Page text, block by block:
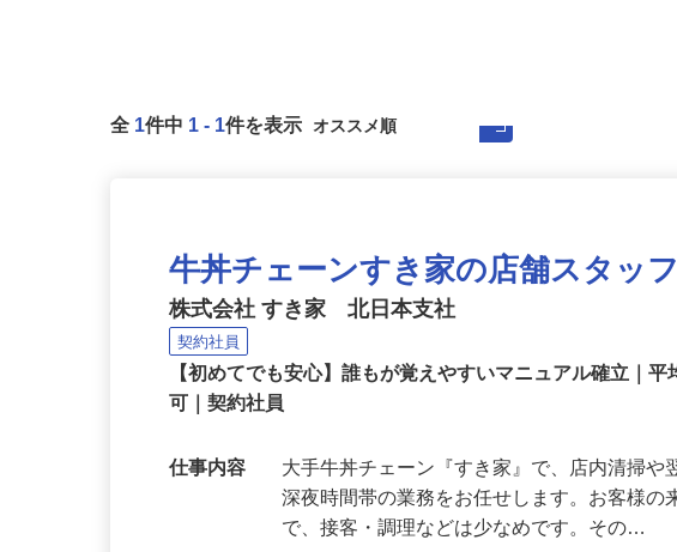
牛丼チェーンすき家の店舗スタッ
株式会社 すき家 北日本支社
契約社員
【初めてでも安心】誰もが覚えやすいマニュアル確立｜
大手牛丼チェーン『すき家』で、店内清掃
深夜時間帯の業務をお任せします。お客様